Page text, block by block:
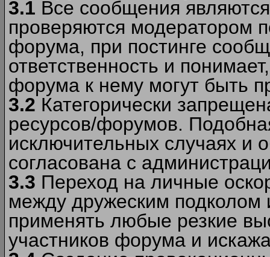
3.1 Все сообщения
проверяются модератором
форума, при постинге
ответственность и
форума к нему могут быть
3.2 Категорически
ресурсов/форумов.
исключительных случаях и
согласована с
3.3 Переход на личные
между дружеским
применять любые резкие
участников форума и